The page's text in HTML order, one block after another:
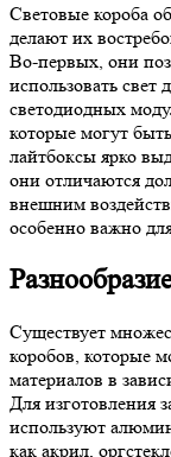
Световые короба
делают их
Во-первых, они
использовать
светодиодных
которые могут
лайтбоксы ярко
они отличаются
внешним
особенно важно
Существует
коробов, которые
материалов в
Для изготовления
используют
как акрил,